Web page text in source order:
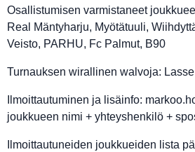
Osallistumisen varmistaneet
Real Mäntyharju, Myötätuuli,
Veisto, PARHU, Fc Palmut, B90
Turnauksen wirallinen walvoja:
Ilmoittautuminen ja lisäinfo:
joukkueen nimi + yhteyshenkilö +
Ilmoittautuneiden joukkueiden lista